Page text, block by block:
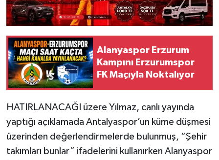
Alanyaspor Erzurum
Kampını Erzurumspor
FK Maçıyla Noktalıyor
HATIRLANACAĞI üzere Yılmaz, canlı yayında
yaptığı açıklamada Antalyaspor’un küme düşmesi
üzerinden değerlendirmelerde bulunmuş, “Şehir
takımları bunlar” ifadelerini kullanırken Alanyaspor